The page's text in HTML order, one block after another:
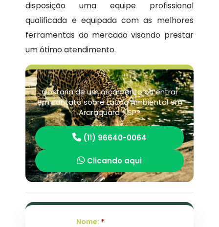
disposição uma equipe profissional
qualificada e equipada com as melhores
ferramentas do mercado visando prestar
um ótimo atendimento.
Gostaria de um orçamento ou entrar
em contato sobre Laudo Ambiental em
Araraquara - SP?
(11) 96640-0064
Clicando aqui
Nome: *